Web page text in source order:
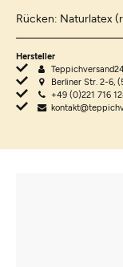
Rücken: Naturlatex
Hersteller
Berliner Str. 2-6,
+49 (0)221 716